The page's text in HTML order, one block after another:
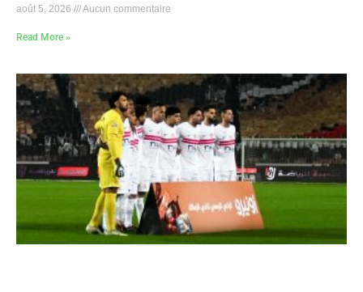
août 5, 2026 Aucun commentaire
Read More »